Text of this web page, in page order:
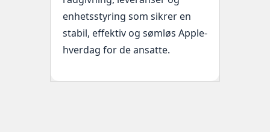
enhetsstyring som sikrer en
stabil, effektiv og sømløs Apple-
hverdag for de ansatte.